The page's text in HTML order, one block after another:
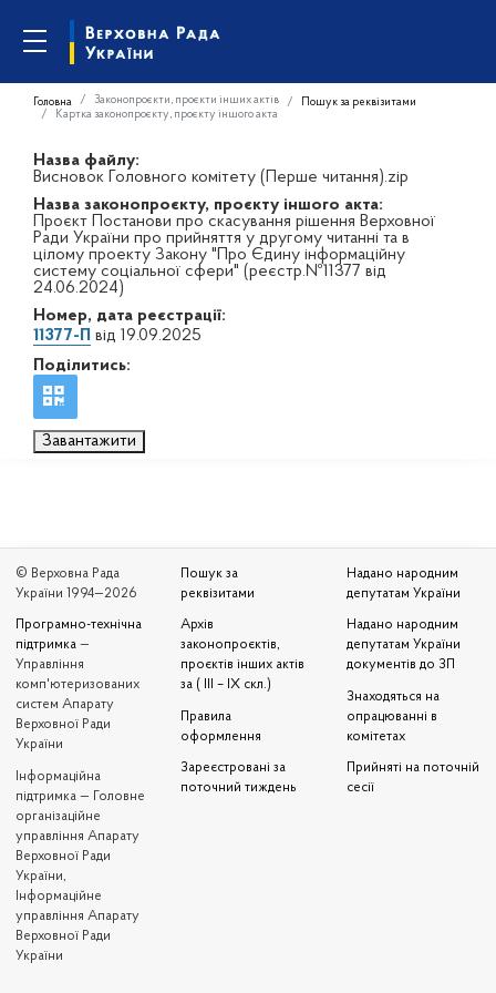
Головна Законопроєкти, проєкти інших актів
Пошук за реквізитами
Картка законопроєкту, проєкту іншого акта
Назва файлу:
Висновок Головного комітету (Перше читання).zip
Назва законопроєкту, проєкту іншого акта:
Проєкт Постанови про скасування рішення Верховної
Ради України про прийняття у другому читанні та в
цілому проекту Закону "Про Єдину інформаційну
систему соціальної сфери" (реєстр.№11377 від
24.06.2024)
Номер, дата реєстрації:
11377-П від 19.09.2025
Поділитись:
Завантажити
© Верховна Рада
України 1994—2026
Програмно-технічна
підтримка —
Управління
комп'ютеризованих
систем Апарату
Верховної Ради
України
Iнформаційна
підтримка — Головне
організаційне
управління Апарату
Верховної Ради
України,
Інформаційне
управління Апарату
Верховної Ради
України
Пошук за
реквізитами
Архів
законопроєктів,
проєктів інших актів
за ( III – IX скл.)
Правила
оформлення
Зареєстровані за
поточний тиждень
Надано народним
депутатам України
Надано народним
депутатам України
документів до ЗП
Знаходяться на
опрацюванні в
комітетах
Прийняті на поточній
сесії